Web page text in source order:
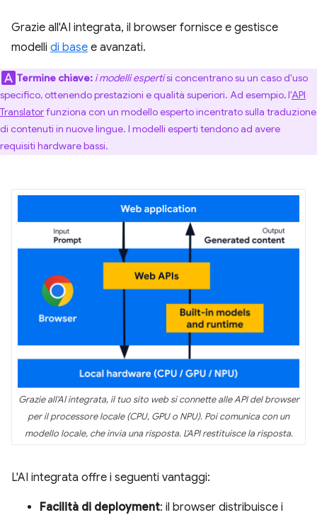
Grazie all'AI integrata, il browser fornisce e gestisce
modelli di base e avanzati.
Termine chiave: i modelli espertisi concentrano su un caso d'uso
specifico, ottenendo prestazioni e qualità superiori. Ad esempio, l'API
Translatorfunziona con un modello esperto incentrato sulla traduzione
di contenuti in nuove lingue. I modelli esperti tendono ad avere
requisiti hardware bassi.
Grazie all'AI integrata, il tuo sito web si connette alle API del browser
per il processore locale (CPU, GPU o NPU). Poi comunica con un
modello locale, che invia una risposta. L'API restituisce la risposta.
L'AI integrata offre i seguenti vantaggi:
Facilità di deployment: il browser distribuisce i